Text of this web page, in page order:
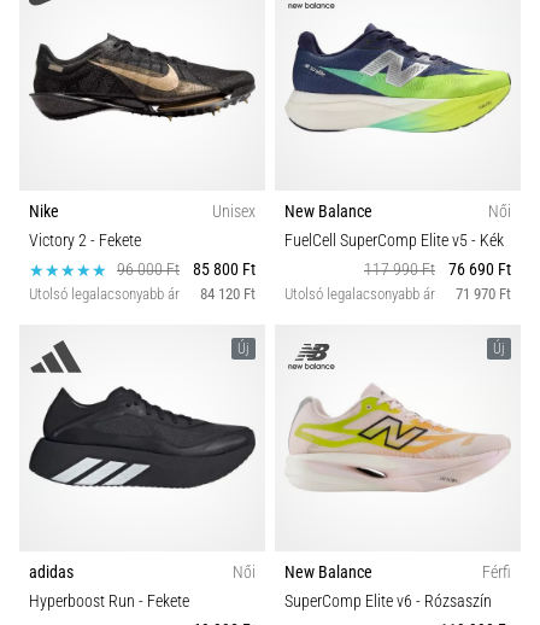
Nike
Unisex
Victory 2- Fekete
96 000 Ft
85 800 Ft
Utolsó legalacsonyabb ár 84 120 Ft
New Balance
Női
FuelCell SuperComp Elite v5- Kék
117 990 Ft
76 690 Ft
Utolsó legalacsonyabb ár 71 970 Ft
Új
adidas
Női
Hyperboost Run - Fekete
Új
New Balance
Férfi
SuperComp Elite v6 - Rózsaszín